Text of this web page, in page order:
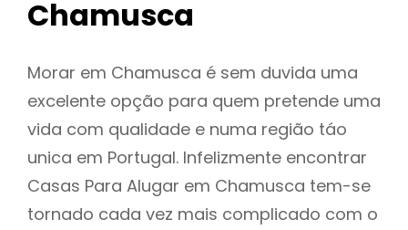
Chamusca
Morar em Chamusca é sem duvida uma
excelente opção para quem pretende uma
vida com qualidade e numa região táo
unica em Portugal. Infelizmente encontrar
Casas Para Alugar em Chamusca tem-se
tornado cada vez mais complicado com o